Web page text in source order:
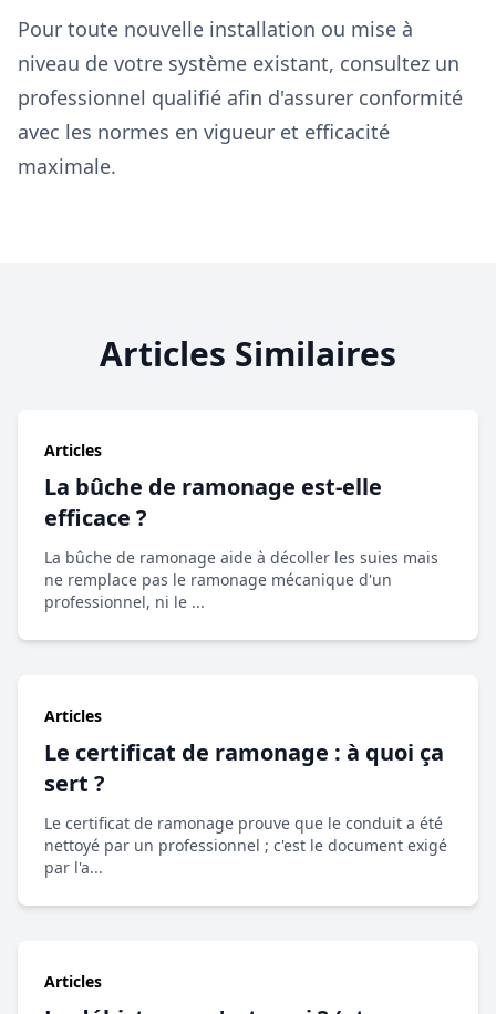
Pour toute nouvelle installation ou mise à
niveau de votre système existant, consultez un
professionnel qualifié afin d'assurer conformité
avec les normes en vigueur et efficacité
maximale.
Articles Similaires
Articles
La bûche de ramonage est-elle
efficace ?
La bûche de ramonage aide à décoller les suies mais
ne remplace pas le ramonage mécanique d'un
professionnel, ni le ...
Articles
Le certificat de ramonage : à quoi ça
sert ?
Le certificat de ramonage prouve que le conduit a été
nettoyé par un professionnel ; c'est le document exigé
par l'a...
Articles